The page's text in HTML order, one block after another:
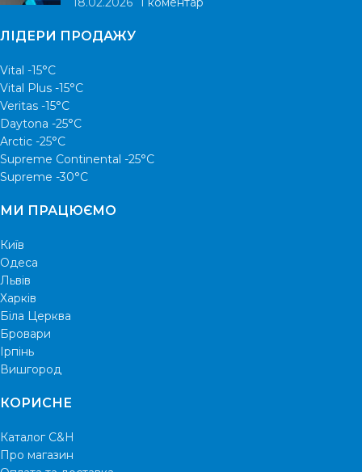
ЛІДЕРИ ПРОДАЖУ
Vital -15°С
Vital Plus -15°C
Veritas -15°С
Daytona -25°С
Arctic -25°С
Supreme Continental -25°С
Supreme -30°С
МИ ПРАЦЮЄМО
Київ
Одеса
Львів
Харків
Біла Церква
Бровари
Ірпінь
Вишгород
КОРИСНЕ
Каталог C&H
Про магазин